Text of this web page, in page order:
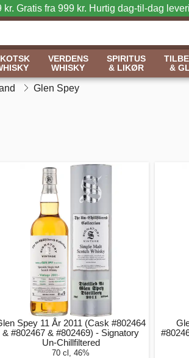
kr. Gratis fra 999 kr. Hurtig dag-til-dag
VERDENS
WHISKY
SPIRITUS
& LIKØR
&
Glen Spey
Spey 11 År 2011 (Cask #802464
& #802467 & #802469) - Signatory
Un-Chillfiltered
70 cl, 46%